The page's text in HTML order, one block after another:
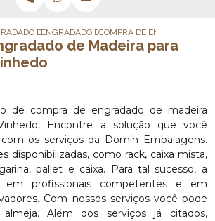
DE MADEIRA
ENGRADADO DE MADEIRA PARA
COMPRA DE ENGRADADO
de Madeira para
de compra de engradado de madeira
Encontre a solução que você
os serviços da Domih Embalagens.
disponibilizadas, como rack, caixa mista,
pallet e caixa. Para tal sucesso, a
em profissionais competentes e em
Com nossos serviços você pode
Além dos serviços já citados,